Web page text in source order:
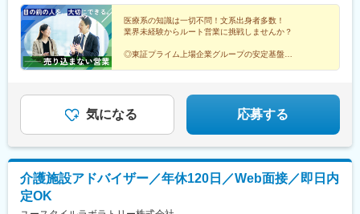
の就労はありません)
台駅(東京都)、北戸田駅、南越谷駅、久喜駅、加茂宮駅、新座駅、
航空公園駅、南古谷駅、ソシオ流通センター駅、三ツ沢上町駅、
並木中央駅、踊場駅、江田駅(神奈川県)、元住吉駅、原当麻駅、社
家駅、藤沢本町駅、井細田駅、県立大学駅、平塚駅、千葉寺駅、
佐倉駅、旭駅(千葉県)、木更津駅、館山駅、茂原駅、東船橋駅、小
駅、掛川市役所前駅、焼津駅、黒川駅(愛知県)、小本駅(愛知県)、
奥町駅、赤池駅(愛知県)、西岡崎駅、牛久保駅、住吉町駅、竹下
駅、守恒駅、陣原駅、浦田駅(福岡県)、荒木駅、現川駅、大村車両
門真市駅、交野市駅、鳳駅、青木駅、総合運動公園駅、武庫之荘
医療系の知識は一切不問！文系出身者多数！
業界未経験からルート営業に挑戦しませんか？
◎東証プライム上場企業グループの安定基盤
気になる 応募する
介護施設アドバイザー／年休120日／Web面接／即日内
定OK